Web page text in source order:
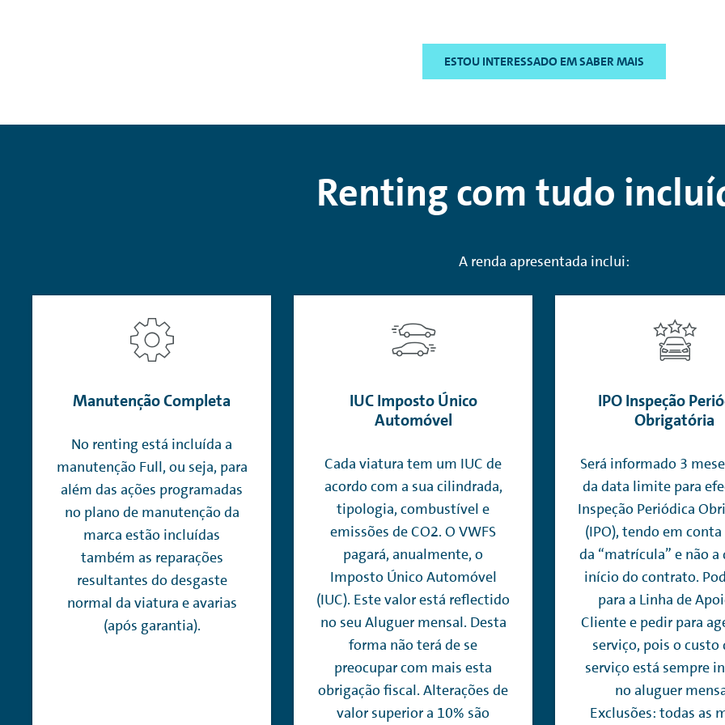
ESTOU INTERESSADO EM SABER MAIS
Rentingcom tudo
A renda apresentada inclui:
Manutenção Completa
No renting está incluída a
manutenção Full, ou seja, para
além das ações programadas
no plano de manutenção da
marca estão incluídas
também as reparações
resultantes do desgaste
normal da viatura e avarias
(após garantia).
IUC Imposto Único
Automóvel
Cada viatura tem um IUC de
acordo com a sua cilindrada,
tipologia, combustível e
emissões de CO2. O VWFS
pagará, anualmente, o
Imposto Único Automóvel
(IUC). Este valor está reflectido
no seu Aluguer mensal. Desta
forma não terá de se
preocupar com mais esta
obrigação fiscal. Alterações de
valor superior a 10% são
IPO Inspeção
Obrigatória
Será informado 3
da data limite para
Inspeção Periódica
(IPO), tendo em
da “matrícula” e não a
início do contrato.
para a Linha de
Cliente e pedir para
serviço, pois o custo
serviço está sempre
no aluguer
Exclusões: todas as